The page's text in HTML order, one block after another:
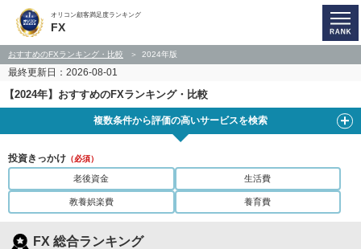
オリコン顧客満足度ランキング
FX
おすすめのFXランキング・比較 2024年版
最終更新日：2026-08-01
【2024年】おすすめのFXランキング・比較
複数条件から評価の高いサービスを検索
投資きっかけ （必須）
老後資金 生活費
教養娯楽費 養育費
FX 総合ランキング